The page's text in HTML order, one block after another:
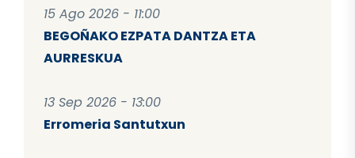
15 Ago 2026 - 11:00
BEGOÑAKO EZPATA DANTZA ETA
AURRESKUA
13 Sep 2026 - 13:00
Erromeria Santutxun